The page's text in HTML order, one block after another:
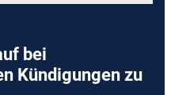
bei
Kündigungen zu